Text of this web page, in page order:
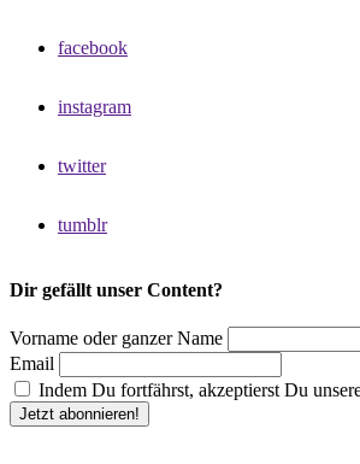
facebook
instagram
twitter
tumblr
Dir gefällt unser Content?
Vorname oder ganzer Name
Email
Indem Du fortfährst, akzeptierst Du